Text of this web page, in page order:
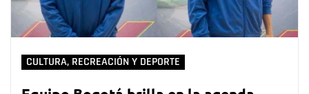
CULTURA, RECREACIÓN Y DEPORTE